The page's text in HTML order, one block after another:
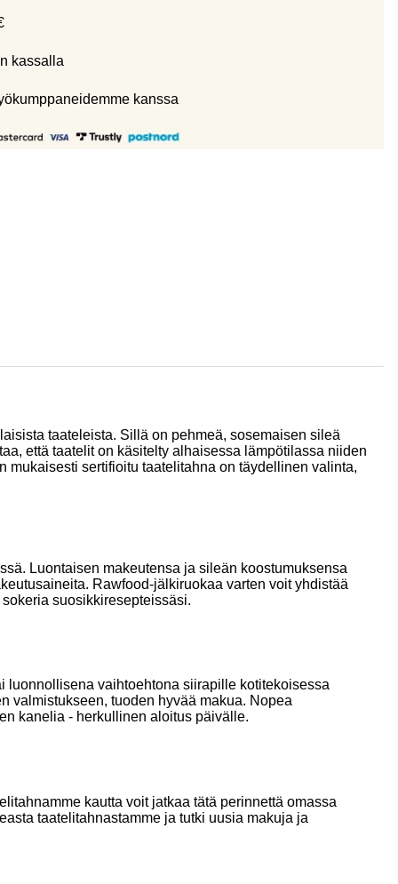
kassalla
kanssa
taateleista. Sillä on pehmeä, sosemaisen sileä
että taatelit on käsitelty alhaisessa lämpötilassa niiden
sertifioitu taatelitahna on täydellinen valinta,
Luontaisen makeutensa ja sileän koostumuksensa
Rawfood-jälkiruokaa varten voit yhdistää
suosikkiresepteissäsi.
vaihtoehtona siirapille kotitekoisessa
valmistukseen, tuoden hyvää makua. Nopea
kanelia - herkullinen aloitus päivälle.
kautta voit jatkaa tätä perinnettä omassa
taatelitahnastamme ja tutki uusia makuja ja